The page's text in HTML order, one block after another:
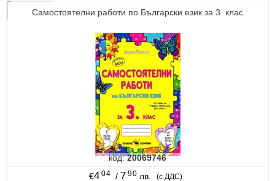
Самостоятелни работи по Български език за 3. клас
код:20069746
€4 04 / 7 90 лв. (с ДДС)